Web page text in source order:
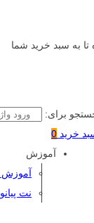
تا به سبد خرید شما
برای:
خرید 0
آموزش
آموزش
نت پیانو